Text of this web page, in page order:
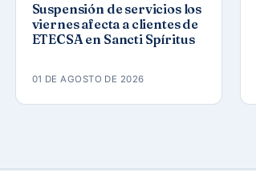
Suspensión de servicios los
viernes afecta a clientes de
ETECSA en Sancti Spíritus
01 DE AGOSTO DE 2026